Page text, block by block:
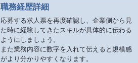
職務経歴詳細
応募する求人票を再度確認し、企業側から見
た時に経験してきたスキルが具体的に伝わる
ようにしましょう。
また業務内容に数字を入れて伝えると規模感
がより分かりやすくなります。